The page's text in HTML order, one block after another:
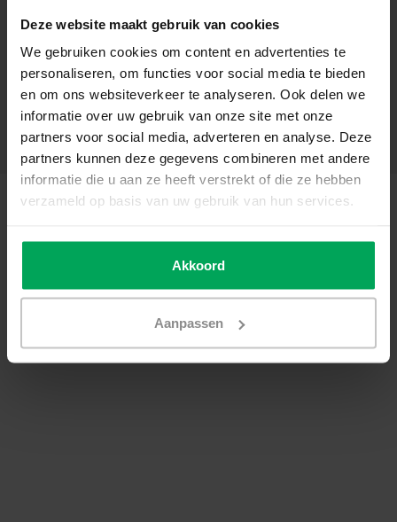
Deze website maakt gebruik van cookies
We gebruiken cookies om content en advertenties te
personaliseren, om functies voor social media te bieden
en om ons websiteverkeer te analyseren. Ook delen we
informatie over uw gebruik van onze site met onze
partners voor social media, adverteren en analyse. Deze
partners kunnen deze gegevens combineren met andere
informatie die u aan ze heeft verstrekt of die ze hebben
verzameld op basis van uw gebruik van hun services.
Akkoord
Aanpassen
Service
Autres
Soutien à la clientèle
Mon compte
Catégories
Coordonnées